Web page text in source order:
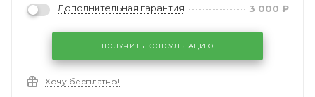
Дополнительная гарантия 3 000 ₽
ПОЛУЧИТЬ КОНСУЛЬТАЦИЮ
Хочу бесплатно!